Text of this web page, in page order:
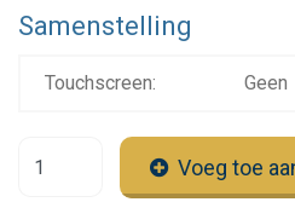
Samenstelling
Touchscreen: Geen
Voeg toe